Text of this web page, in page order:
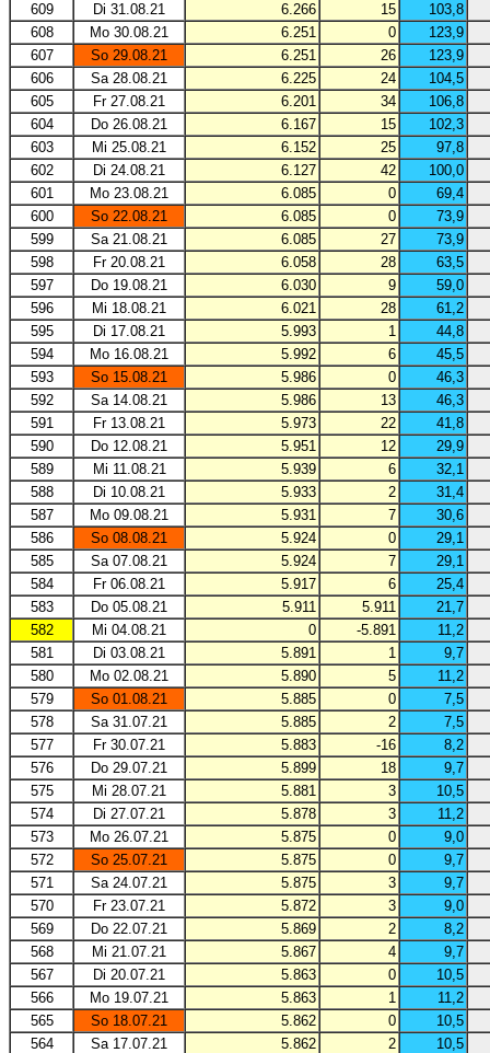
609
Di 31.08.21 6.266 15
103,8
608
Mo 30.08.21 6.251 0
123,9
607
So 29.08.21 6.251 26
123,9
606
Sa 28.08.21 6.225 24
104,5
605
Fr 27.08.21 6.201 34
106,8
604
Do 26.08.21 6.167 15
102,3
603
Mi 25.08.21 6.152 25
97,8
602
Di 24.08.21 6.127 42
100,0
601
Mo 23.08.21 6.085 0
69,4
600
So 22.08.21 6.085 0
73,9
599
Sa 21.08.21 6.085 27
73,9
598
Fr 20.08.21 6.058 28
63,5
597
Do 19.08.21 6.030 9
59,0
596
Mi 18.08.21 6.021 28
61,2
595
Di 17.08.21 5.993 1
44,8
594
Mo 16.08.21 5.992 6
45,5
593
So 15.08.21 5.986 0
46,3
592
Sa 14.08.21 5.986 13
46,3
591
Fr 13.08.21 5.973 22
41,8
590
Do 12.08.21 5.951 12
29,9
589
Mi 11.08.21 5.939 6
32,1
588
Di 10.08.21 5.933 2
31,4
587
Mo 09.08.21 5.931 7
30,6
586
So 08.08.21 5.924 0
29,1
585
Sa 07.08.21 5.924 7
29,1
584
Fr 06.08.21 5.917 6
25,4
583
Do 05.08.21 5.911 5.911
21,7
582
Mi 04.08.21 0 -5.891
11,2
581
Di 03.08.21 5.891 1
9,7
580
Mo 02.08.21 5.890 5
11,2
579
So 01.08.21 5.885 0
7,5
578
Sa 31.07.21 5.885 2
7,5
577
Fr 30.07.21 5.883 -16
8,2
576
Do 29.07.21 5.899 18
9,7
575
Mi 28.07.21 5.881 3
10,5
574
Di 27.07.21 5.878 3
11,2
573
Mo 26.07.21 5.875 0
9,0
572
So 25.07.21 5.875 0
9,7
571
Sa 24.07.21 5.875 3
9,7
570
Fr 23.07.21 5.872 3
9,0
569
Do 22.07.21 5.869 2
8,2
568
Mi 21.07.21 5.867 4
9,7
567
Di 20.07.21 5.863 0
10,5
566
Mo 19.07.21 5.863 1
11,2
565
So 18.07.21 5.862 0
10,5
564
Sa 17.07.21 5.862 2
10,5